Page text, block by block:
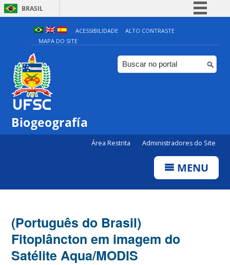
BRASIL
Simplifique!
Comunica BR
Participe
ACESSIBILIDADE
ALTO CONTRASTE
MAPA DO SITE
Biogeografía
Área Restrita Administradores do Site
MENU
(Português do Brasil)
Fitoplâncton em imagem do
Satélite Aqua/MODIS